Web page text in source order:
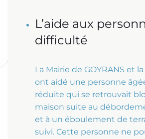
L’aide aux
difficulté
La Mairie de GOYRANS et
ont aidé une personne
réduite qui se retrouvait
maison suite au
et à un éboulement de
suivi. Cette personne ne